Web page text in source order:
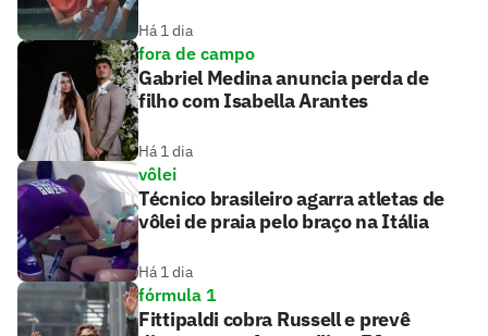
Há 1 dia
fora de campo
Gabriel Medina anuncia perda de
filho com Isabella Arantes
Há 1 dia
vôlei
Técnico brasileiro agarra atletas de
vôlei de praia pelo braço na Itália
Há 1 dia
fórmula 1
Fittipaldi cobra Russell e prevê